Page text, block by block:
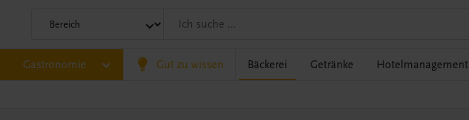
Gastronomie Gut zu wissen Bäckerei Getränke Hotelmanagement